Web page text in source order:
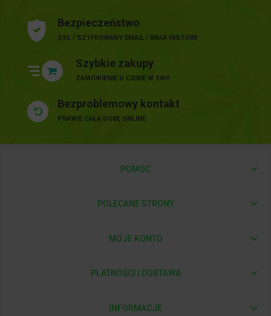
Bezpieczeństwo
SSL / SZYFROWANY EMAIL / BRAK HISTORII
Szybkie zakupy
ZAMÓWIENIE U CIEBIE W 24H!
Bezproblemowy kontakt
PRAWIE CAŁĄ DOBĘ ONLINE
POMOC
POLECANE STRONY
MOJE KONTO
PŁATNOŚCI I DOSTAWA
INFORMACJE